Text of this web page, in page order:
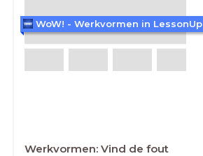
Werkvormen: Vind de fout
WoW! - Werkvormen in LessonUp